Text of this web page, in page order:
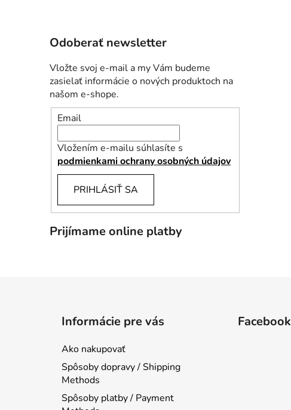
Odoberať newsletter
Vložte svoj e-mail a my Vám budeme
zasielať informácie o nových produktoch na
našom e-shope.
Email
Vložením e-mailu súhlasíte s
podmienkami ochrany osobných údajov
PRIHLÁSIŤ SA
Prijímame online platby
Informácie pre vás
Ako nakupovať
Spôsoby dopravy / Shipping
Methods
Spôsoby platby / Payment
Facebook